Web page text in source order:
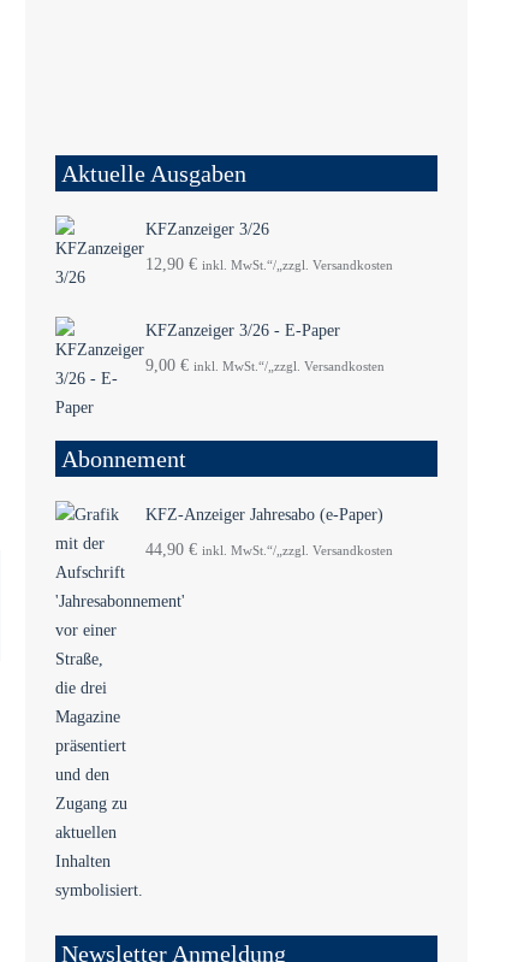
Aktuelle Ausgaben
KFZanzeiger 3/26
12,90 € inkl. MwSt.“/„zzgl. Versandkosten
KFZanzeiger 3/26 - E-Paper
9,00 € inkl. MwSt.“/„zzgl. Versandkosten
Abonnement
KFZ-Anzeiger Jahresabo (e-Paper)
44,90 € inkl. MwSt.“/„zzgl. Versandkosten
Newsletter Anmeldung